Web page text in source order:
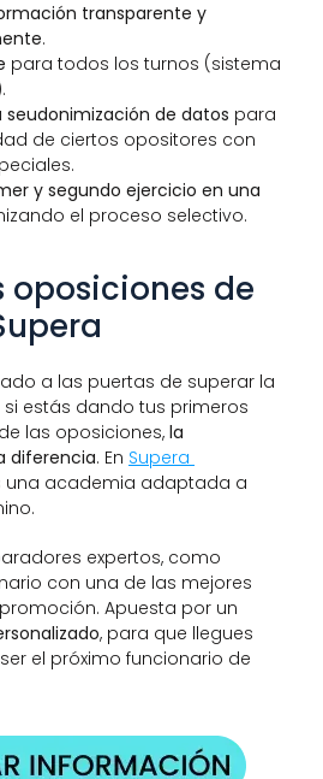
transparente y
.
para todos los turnos (sistema
seudonimización de datos para
de ciertos opositores con
y segundo ejercicio en una
el proceso selectivo.
oposiciones de
a las puertas de superar la
estás dando tus primeros
las oposiciones, la
diferencia. En Supera
una academia adaptada a
con una de las mejores
, para que llegues
el próximo funcionario de